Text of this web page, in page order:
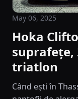
May 06, 2025
Hoka
suprafețe,
triatlon
Când ești în